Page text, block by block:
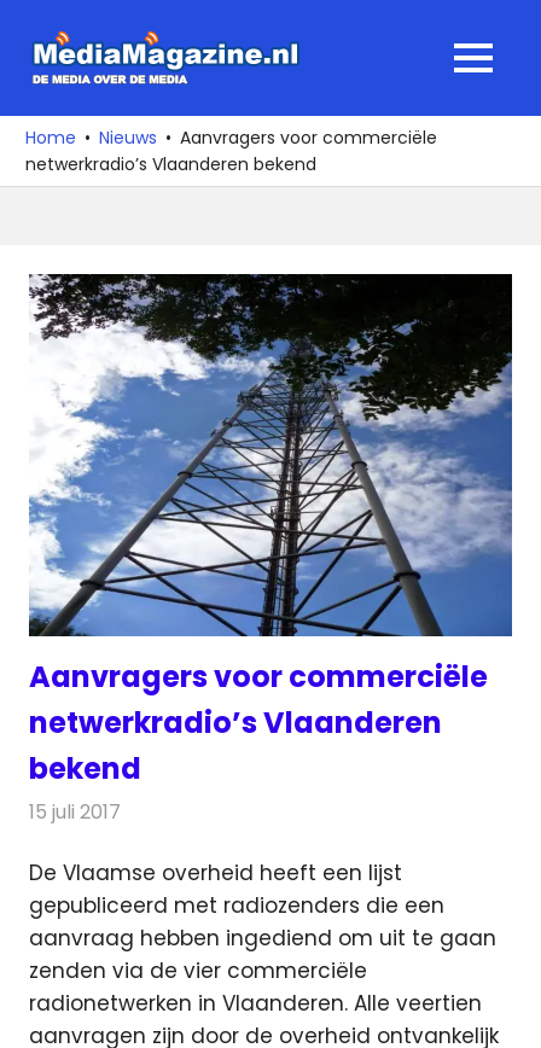
naar
media
over
de
MENU
Home Nieuws
Aanvragers voor commerciële
netwerkradio’s Vlaanderen bekend
Aanvragers voor commerciële
netwerkradio’s Vlaanderen
bekend
15 juli 2017
De Vlaamse overheid heeft een lijst
gepubliceerd met radiozenders die een
aanvraag hebben ingediend om uit te gaan
zenden via de vier commerciële
radionetwerken in Vlaanderen. Alle veertien
aanvragen zijn door de overheid ontvankelijk